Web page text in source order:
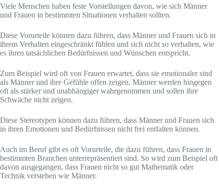
Viele Menschen haben feste Vorstellungen davon, wie sich Männer
und Frauen in bestimmten Situationen verhalten sollten.
Diese Vorurteile können dazu führen, dass Männer und Frauen sich in
ihrem Verhalten eingeschränkt fühlen und sich nicht so verhalten, wie
es ihren tatsächlichen Bedürfnissen und Wünschen entspricht.
Zum Beispiel wird oft von Frauen erwartet, dass sie emotionaler sind
als Männer und ihre Gefühle offen zeigen. Männer werden hingegen
oft als stärker und unabhängiger wahrgenommen und sollen ihre
Schwäche nicht zeigen.
Diese Stereotypen können dazu führen, dass Männer und Frauen sich
in ihren Emotionen und Bedürfnissen nicht frei entfalten können.
Auch im Beruf gibt es oft Vorurteile, die dazu führen, dass Frauen in
bestimmten Branchen unterrepräsentiert sind. So wird zum Beispiel oft
davon ausgegangen, dass Frauen nicht so gut Mathematik oder
Technik verstehen wie Männer.